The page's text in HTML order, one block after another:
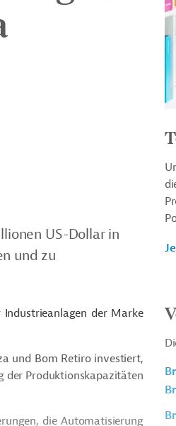
US-Dollar in
und zu
der Marke
und Bom Retiro investiert,
der Produktionskapazitäten
die Automatisierung